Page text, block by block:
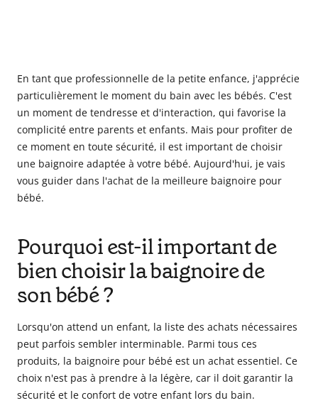
En tant que professionnelle de la petite enfance, j'apprécie
particulièrement le moment du bain avec les bébés. C'est
un moment de tendresse et d'interaction, qui favorise la
complicité entre parents et enfants. Mais pour profiter de
ce moment en toute sécurité, il est important de choisir
une baignoire adaptée à votre bébé. Aujourd'hui, je vais
vous guider dans l'achat de la meilleure baignoire pour
bébé.
Pourquoi est-il important de
bien choisir la baignoire de
son bébé ?
Lorsqu'on attend un enfant, la liste des achats nécessaires
peut parfois sembler interminable. Parmi tous ces
produits, la baignoire pour bébé est un achat essentiel. Ce
choix n'est pas à prendre à la légère, car il doit garantir la
sécurité et le confort de votre enfant lors du bain.